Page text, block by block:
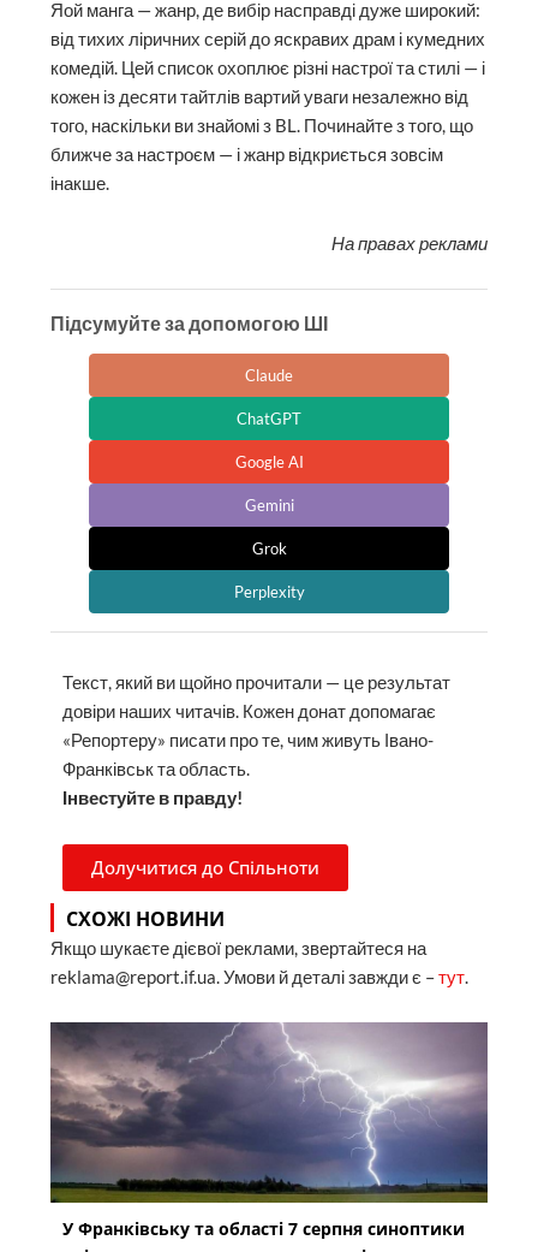
Яой манга — жанр, де вибір насправді дуже широкий:
від тихих ліричних серій до яскравих драм і кумедних
комедій. Цей список охоплює різні настрої та стилі — і
кожен із десяти тайтлів вартий уваги незалежно від
того, наскільки ви знайомі з BL. Починайте з того, що
ближче за настроєм — і жанр відкриється зовсім
інакше.
На правах реклами
Підсумуйте за допомогою ШІ
Claude
ChatGPT
Google AI
Gemini
Grok
Perplexity
Текст, який ви щойно прочитали — це результат
довіри наших читачів. Кожен донат допомагає
«Репортеру» писати про те, чим живуть Івано-
Франківськ та область.
Інвестуйте в правду!
Долучитися до Спільноти
СХОЖІ НОВИНИ
Якщо шукаєте дієвої реклами, звертайтеся на
reklama@report.if.ua. Умови й деталі завжди є –тут.
У Франківську та області 7 серпня синоптики